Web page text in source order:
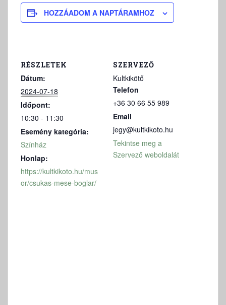
HOZZÁADOM A NAPTÁRAMHOZ
RÉSZLETEK
Dátum:
2024-07-18
Időpont:
10:30 - 11:30
Esemény kategória:
Színház
Honlap:
https://kultkikoto.hu/mus
or/csukas-mese-boglar/
SZERVEZŐ
Kultkikötő
Telefon
+36 30 66 55 989
Email
jegy@kultkikoto.hu
Tekintse meg a
Szervező weboldalát